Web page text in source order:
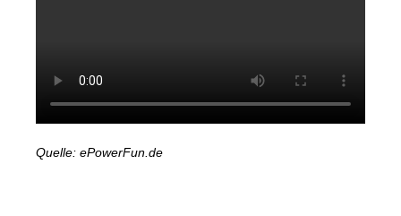
Quelle: ePowerFun.de